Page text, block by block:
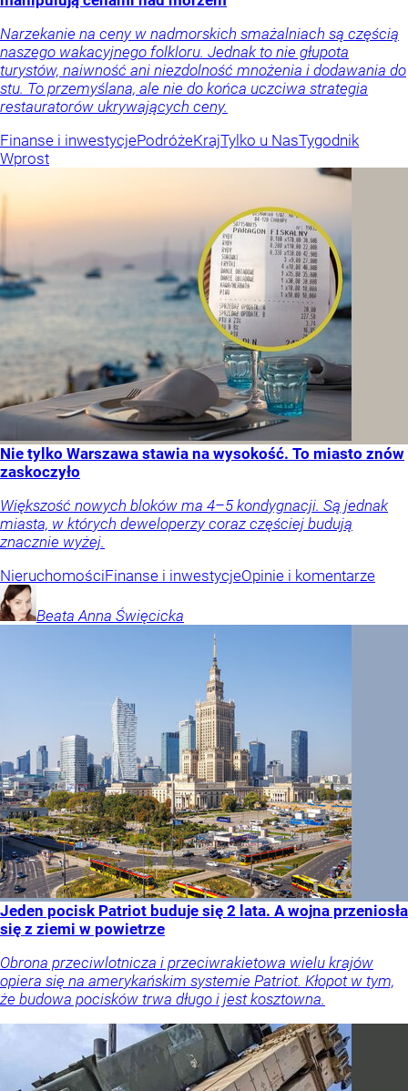
Narzekanie na ceny w nadmorskich smażalniach są częścią
naszego wakacyjnego folkloru. Jednak to nie głupota
turystów, naiwność ani niezdolność mnożenia i dodawania do
stu. To przemyślana, ale nie do końca uczciwa strategia
restauratorów ukrywających ceny.
Finanse i inwestycjePodróżeKrajTylko u NasTygodnik
Wprost
Nie tylko Warszawa stawia na wysokość. To miasto znów
zaskoczyło
Większość nowych bloków ma 4–5 kondygnacji. Są jednak
miasta, w których deweloperzy coraz częściej budują
znacznie wyżej.
NieruchomościFinanse i inwestycjeOpinie i komentarze
Beata Anna Święcicka
Jeden pocisk Patriot buduje się 2 lata. A wojna przeniosła
się z ziemi w powietrze
Obrona przeciwlotnicza i przeciwrakietowa wielu krajów
opiera się na amerykańskim systemie Patriot. Kłopot w tym,
że budowa pocisków trwa długo i jest kosztowna.